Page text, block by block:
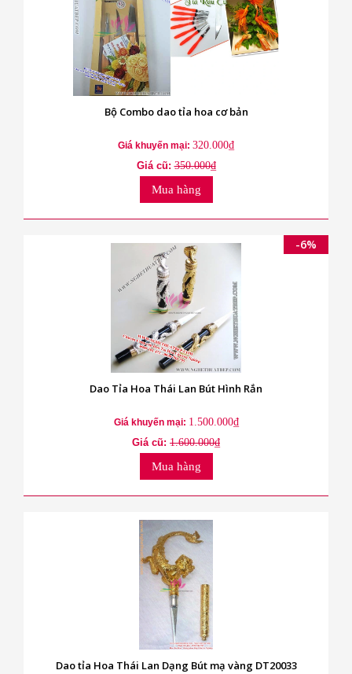
Bộ Combo dao tỉa hoa cơ bản
Giá khuyến mại: 320.000₫
Giá cũ:350.000₫
Mua hàng
-6%
Dao Tỉa Hoa Thái Lan Bút Hình Rắn
Giá khuyến mại: 1.500.000₫
Giá cũ: 1.600.000₫
Mua hàng
Dao tỉa Hoa Thái Lan Dạng Bút mạ vàng DT20033